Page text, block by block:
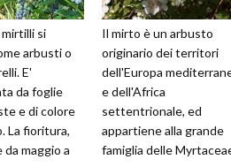
si
arbusti o
E'
da foglie
e di colore
La fioritura,
maggio a
Il mirto è un arbusto
originario dei territori
dell'Europa
e dell'Africa
settentrionale, ed
appartiene alla grande
famiglia delle